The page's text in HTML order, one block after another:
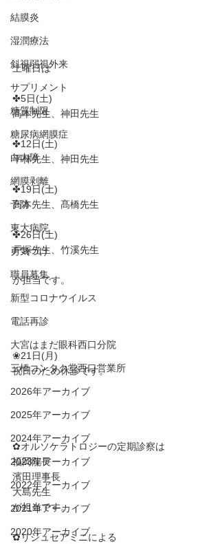
結膜炎
湿潤療法
斜視弱視外来
サプリメント
糖質制限
糖尿病網膜症
白内障
網膜剥離
予防
東大病院
勇気づけ
職員募集
新型コロナウイルス
電話再診
大宮はまだ眼科西口分院
三橋コンタク堂西口営業所
2026年アーカイブ
2025年アーカイブ
2024年アーカイブ
2023年アーカイブ
2022年アーカイブ
2021年アーカイブ
2020年アーカイブ
土曜日は
✤5日(土)
高本先生、神田先生
✤12日(土)
平林先生、神田先生
✤19日(土)
高本先生、髙橋先生
✤26日(土)
戸塚先生、竹溪先生
が担当です。
❀21日(月)
祝日のため休診です。
✿オルソケラトロジーの定期診察は
福岡院長
濱田理事長
大島先生
が担当です。
✿リジュセアミニによる